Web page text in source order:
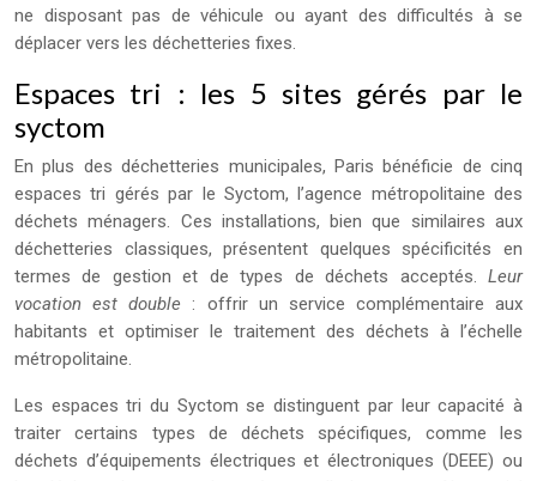
ne disposant pas de véhicule ou ayant des difficultés à se
déplacer vers les déchetteries fixes.
Espaces tri : les 5 sites gérés par le
syctom
En plus des déchetteries municipales, Paris bénéficie de cinq
espaces tri gérés par le Syctom, l’agence métropolitaine des
déchets ménagers. Ces installations, bien que similaires aux
déchetteries classiques, présentent quelques spécificités en
termes de gestion et de types de déchets acceptés. Leur
vocation est double : offrir un service complémentaire aux
habitants et optimiser le traitement des déchets à l’échelle
métropolitaine.
Les espaces tri du Syctom se distinguent par leur capacité à
traiter certains types de déchets spécifiques, comme les
déchets d’équipements électriques et électroniques (DEEE) ou